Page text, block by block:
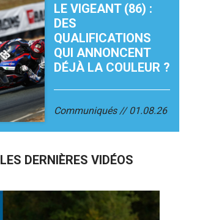
LE VIGEANT (86) :
DES
QUALIFICATIONS
QUI ANNONCENT
DÉJÀ LA COULEUR ?
Communiqués 01.08.26
LES DERNIÈRES VIDÉOS